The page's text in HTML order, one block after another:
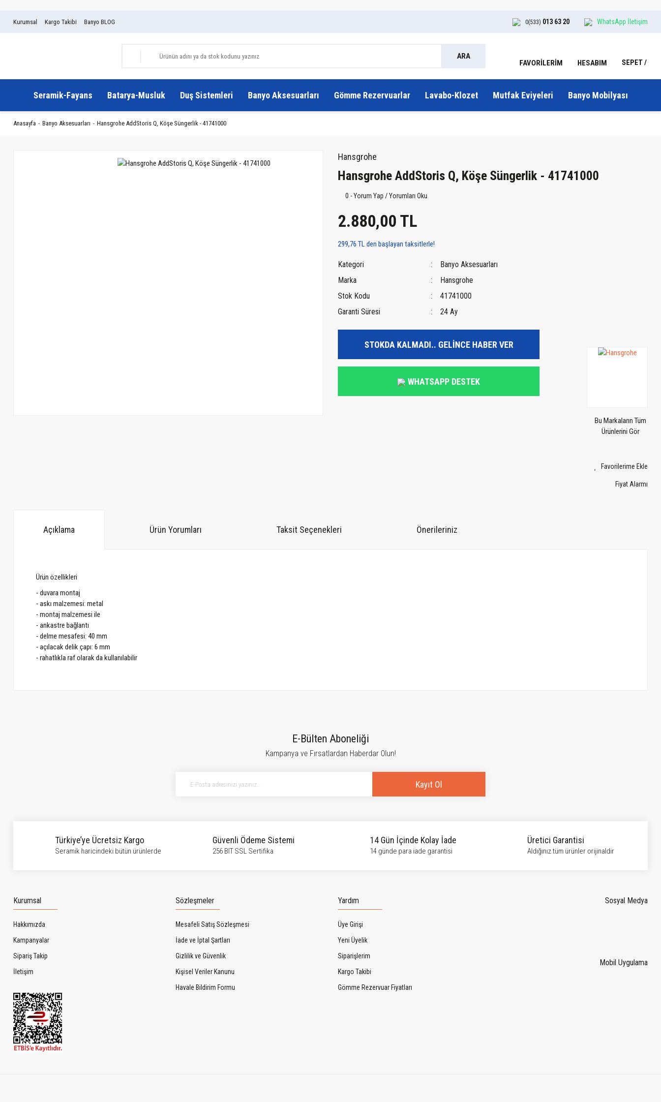
Kurumsal Kargo Takibi Banyo BLOG 0(533) 013 63 20 WhatsApp İletişim
ARA
FAVORİLERİM HESABIM SEPET
Seramik-Fayans Batarya-Musluk Duş Sistemleri Banyo Aksesuarları Gömme Rezervuarlar Lavabo-Klozet Mutfak Eviyeleri Banyo Mobilyası
Anasayfa Banyo Aksesuarları Hansgrohe AddStoris Q, Köşe Süngerlik - 41741000
Hansgrohe
Hansgrohe AddStoris Q, Köşe Süngerlik - 41741000
0 - Yorum Yap / Yorumları Oku
2.880,00 TL
299,76 TL den başlayan taksitlerle!
Kategori
Banyo Aksesuarları
Marka
Hansgrohe
Stok Kodu
41741000
Garanti Süresi
24 Ay
STOKDA KALMADI.. GELİNCE HABER VER
WHATSAPP DESTEK
Bu Markaların Tüm
Ürünlerini Gör
Fiyat Alarmı
Açıklama Ürün Yorumları Taksit Seçenekleri Önerileriniz
Ürün özellikleri
- duvara montaj
- askı malzemesi: metal
- montaj malzemesi ile
- ankastre bağlantı
- delme mesafesi: 40 mm
- açılacak delik çapı: 6 mm
- rahatlıkla raf olarak da kullanılabilir
Bu ürüne ilk yorumu siz yapın!
E-Bülten Aboneliği
Kampanya ve Fırsatlardan Haberdar Olun!
Kayıt Ol
Türkiye’ye Ücretsiz Kargo
Seramik haricindeki bütün ürünlerde
Güvenli Ödeme Sistemi
256 BIT SSL Sertifika
14 Gün İçinde Kolay İade
14 günde para iade garantisi
Üretici Garantisi
Aldığınız tüm ürünler orijinaldir
Kurumsal
Hakkımızda
Kampanyalar
Sipariş Takip
İletişim
Sözleşmeler
Mesafeli Satış Sözleşmesi
İade ve İptal Şartları
Gizlilik ve Güvenlik
Kişisel Veriler Kanunu
Havale Bildirim Formu
Yardım
Üye Girişi
Yeni Üyelik
Siparişlerim
Kargo Takibi
Gömme Rezervuar Fiyatları
Sosyal Medya
Mobil Uygulama